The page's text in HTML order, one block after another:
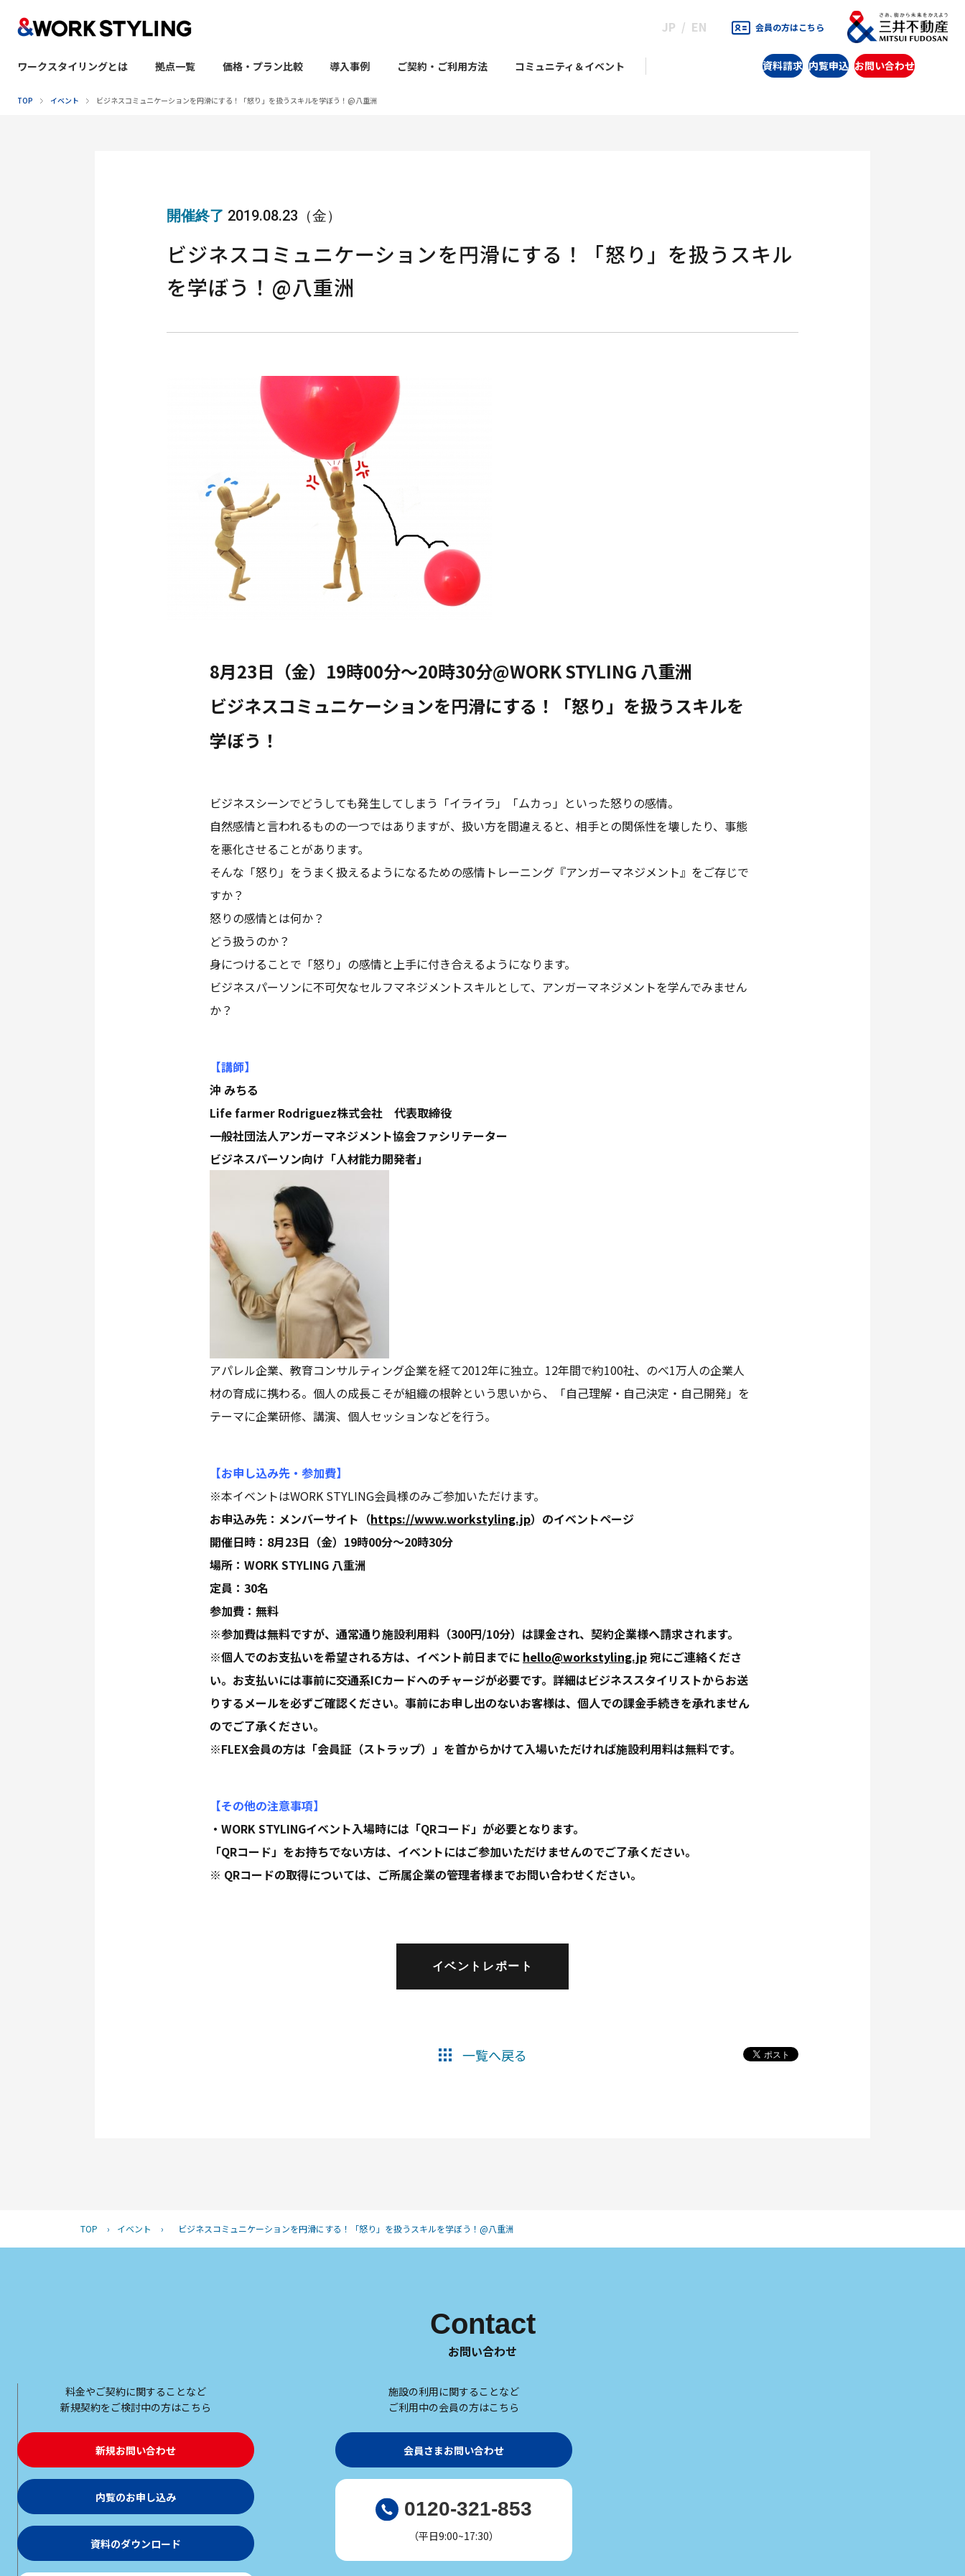
JP EN 会員の方はこちら
ワークスタイリングとは 拠点一覧 価格・プラン比較 導入事例 ご契約・ご利用方法 コミュニティ＆イベント 資料請求 内覧申込 お問い合わせ
TOP イベント ビジネスコミュニケーションを円滑にする！「怒り」を扱うスキルを学ぼう！@八重洲
開催終了 2019.08.23（金）
ビジネスコミュニケーションを円滑にする！「怒り」を扱うスキル
を学ぼう！@八重洲
8月23日（金）19時00分～20時30分@WORK STYLING 八重洲
ビジネスコミュニケーションを円滑にする！「怒り」を扱うスキルを
学ぼう！
ビジネスシーンでどうしても発生してしまう「イライラ」「ムカっ」といった怒りの感情。
自然感情と言われるものの一つではありますが、扱い方を間違えると、相手との関係性を壊したり、事態
を悪化させることがあります。
そんな「怒り」をうまく扱えるようになるための感情トレーニング『アンガーマネジメント』をご存じで
すか？
怒りの感情とは何か？
どう扱うのか？
身につけることで「怒り」の感情と上手に付き合えるようになります。
ビジネスパーソンに不可欠なセルフマネジメントスキルとして、アンガーマネジメントを学んでみません
か？
【講師】
沖 みちる
Life farmer Rodriguez株式会社 代表取締役
一般社団法人アンガーマネジメント協会ファシリテーター
ビジネスパーソン向け「人材能力開発者」
アパレル企業、教育コンサルティング企業を経て2012年に独立。12年間で約100社、のべ1万人の企業人
材の育成に携わる。個人の成長こそが組織の根幹という思いから、「自己理解・自己決定・自己開発」を
テーマに企業研修、講演、個人セッションなどを行う。
【お申し込み先・参加費】
※本イベントはWORK STYLING会員様のみご参加いただけます。
お申込み先：メンバーサイト（https://www.workstyling.jp）のイベントページ
開催日時：8月23日（金）19時00分～20時30分
場所：WORK STYLING 八重洲
定員：30名
参加費：無料
※参加費は無料ですが、通常通り施設利用料（300円/10分）は課金され、契約企業様へ請求されます。
※個人でのお支払いを希望される方は、イベント前日までに hello@workstyling.jp宛にご連絡くださ
い。お支払いには事前に交通系ICカードへのチャージが必要です。詳細はビジネススタイリストからお送
りするメールを必ずご確認ください。事前にお申し出のないお客様は、個人での課金手続きを承れません
のでご了承ください。
※FLEX会員の方は「会員証（ストラップ）」を首からかけて入場いただければ施設利用料は無料です。
【その他の注意事項】
・WORK STYLINGイベント入場時には「QRコード」が必要となります。
「QRコード」をお持ちでない方は、イベントにはご参加いただけませんのでご了承ください。
※ QRコードの取得については、ご所属企業の管理者様までお問い合わせください。
イベントレポート
一覧へ戻る
TOP › イベント › ビジネスコミュニケーションを円滑にする！「怒り」を扱うスキルを学ぼう！@八重洲
Contact
お問い合わせ
料金やご契約に関することなど
新規契約をご検討中の方はこちら
新規お問い合わせ
内覧のお申し込み
資料のダウンロード
施設の利用に関することなど
ご利用中の会員の方はこちら
会員さまお問い合わせ
0120-321-853
（平日9:00~17:30）